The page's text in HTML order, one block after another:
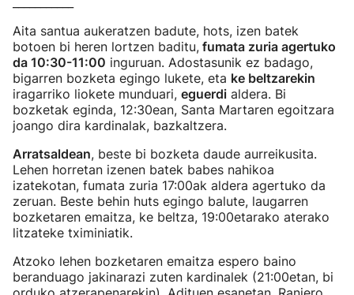
Aita santua aukeratzen badute, hots, izen batek
botoen bi heren lortzen baditu, fumata zuria agertuko
da 10:30-11:00 inguruan. Adostasunik ez badago,
bigarren bozketa egingo lukete, eta ke beltzarekin
iragarriko liokete munduari, eguerdi aldera. Bi
bozketak eginda, 12:30ean, Santa Martaren egoitzara
joango dira kardinalak, bazkaltzera.
Arratsaldean, beste bi bozketa daude aurreikusita.
Lehen horretan izenen batek babes nahikoa
izatekotan, fumata zuria 17:00ak aldera agertuko da
zeruan. Beste behin huts egingo balute, laugarren
bozketaren emaitza, ke beltza, 19:00etarako aterako
litzateke tximiniatik.
Atzoko lehen bozketaren emaitza espero baino
beranduago jakinarazi zuten kardinalek (21:00etan, bi